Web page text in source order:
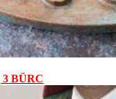
3 BÜRC